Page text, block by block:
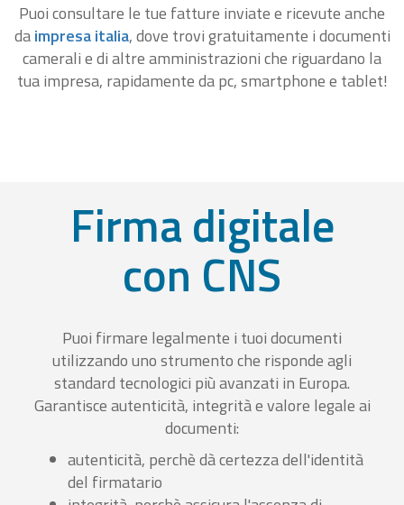
Puoi consultare le tue fatture inviate e ricevute anche
daimpresa italia, dove trovi gratuitamente i documenti
camerali e di altre amministrazioni che riguardano la
tua impresa, rapidamente da pc, smartphone e tablet!
Firma digitale
con CNS
Puoi firmare legalmente i tuoi documenti
utilizzando uno strumento che risponde agli
standard tecnologici più avanzati in Europa.
Garantisce autenticità, integrità e valore legale ai
documenti:
autenticità, perchè dà certezza dell'identità
del firmatario